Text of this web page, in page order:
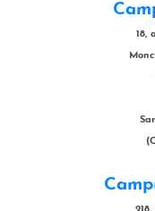
18,